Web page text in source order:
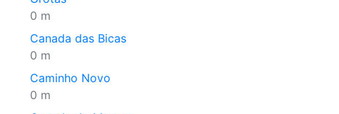
0 m
Canada das Bicas
0 m
Caminho Novo
0 m